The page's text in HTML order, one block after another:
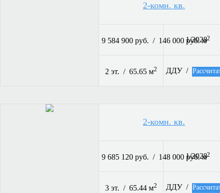
2-комн. кв.
9 584 900 руб. / 146 000 руб. м2
1/2028
2 эт. / 65.65 м2 ДДУ /
2-комн. кв.
9 685 120 руб. / 148 000 руб. м2
1/2028
3 эт. / 65.44 м2 ДДУ /